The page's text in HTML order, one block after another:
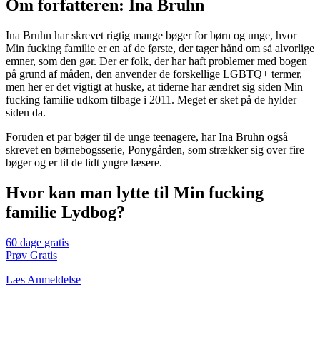
Om forfatteren: Ina Bruhn
Ina Bruhn har skrevet rigtig mange bøger for børn og unge, hvor
Min fucking familie er en af de første, der tager hånd om så alvorlige
emner, som den gør. Der er folk, der har haft problemer med bogen
på grund af måden, den anvender de forskellige LGBTQ+ termer,
men her er det vigtigt at huske, at tiderne har ændret sig siden Min
fucking familie udkom tilbage i 2011. Meget er sket på de hylder
siden da.
Foruden et par bøger til de unge teenagere, har Ina Bruhn også
skrevet en børnebogsserie, Ponygården, som strækker sig over fire
bøger og er til de lidt yngre læsere.
Hvor kan man lytte til Min fucking
familie Lydbog?
60 dage gratis
Prøv Gratis
Læs Anmeldelse